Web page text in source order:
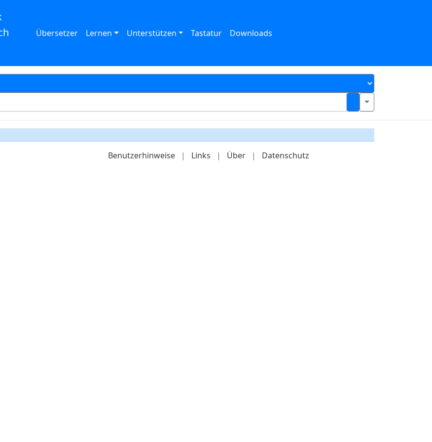
Übersetzer Lernen Unterstützen Tastatur Downloads
Benutzerhinweise | Links | Über | Datenschutz